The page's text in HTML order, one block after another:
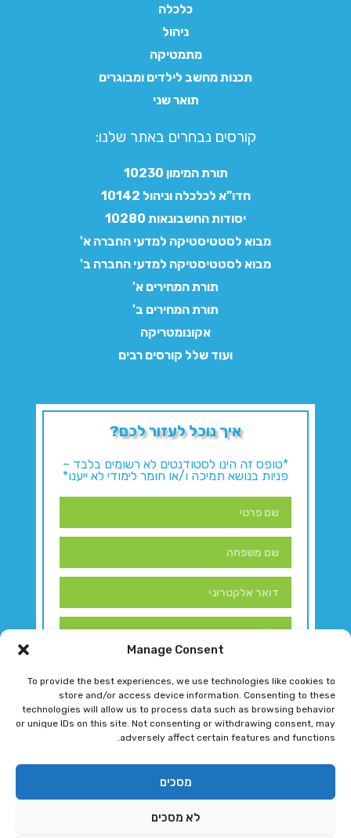
Manage Consent
To provide the best experiences, we use technologies like cookies to
store and/or access device information. Consenting to these
technologies will allow us to process data such as browsing behavior
or unique IDs on this site. Not consenting or withdrawing consent, may
adversely affect certain features and functions.
מסכים
לא מסכים
כלכלה
ניהול
מתמטיקה
תכנות מחשב לילדים ומבוגרים
תואר שני
קורסים נבחרים באתר שלנו:​
תורת המימון 10230
חדו"א לכלכלה וניהול 10142
יסודות החשבונאות 10280
מבוא לסטטיסטיקה למדעי החברה א'
מבוא לסטטיסטיקה למדעי החברה ב'
תורת המחירים א'
תורת המחירים ב'
אקונומטריקה
ועוד שלל קורסים רבים
איך נוכל לעזור לכם?
*טופס זה הינו לסטודנטים לא רשומים בלבד –
פניות בנושא תמיכה ו/או חומר לימודי לא ייענו*